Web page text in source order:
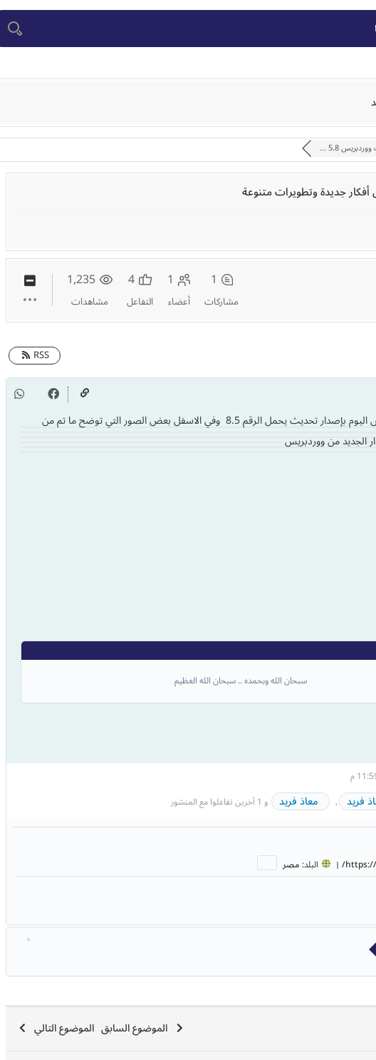
5.8 ...
1
مشاركات
1
أعضاء
4
التفاعل
1,235
مشاهدات
RSS
قامت منصة ووردبريس اليوم بإصدار تحديث يحمل الرقم 8.5 وفي الاسفل بعض الصور التي توضح ما تم من
الجديد من ووردبريس
سبحان الله وبحمده .. سبحان الله العظيم
فريد , معاذ فريد و 1 آخرين تفاعلوا مع المنشور
البلد: مصر
الموضوع السابق الموضوع التالي